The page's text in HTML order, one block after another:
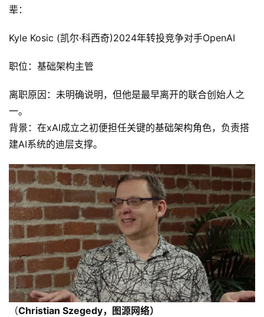
辈：
Kyle Kosic (凯尔·科西奇)2024年转投竞争对手OpenAI
职位： 基础架构主管
离职原因：未明确说明，但他是最早离开的联合创始人之
一。
背景：在xAI成立之初便担任关键的基础架构角色，负责搭
建AI系统的迪层支撑。
（Christian Szegedy，图源网络）